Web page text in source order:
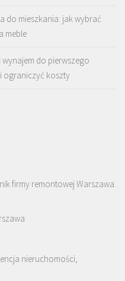
do mieszkania: jak wybrać
meble
do pierwszego
ograniczyć koszty
firmy remontowej Warszawa.
nieruchomości,